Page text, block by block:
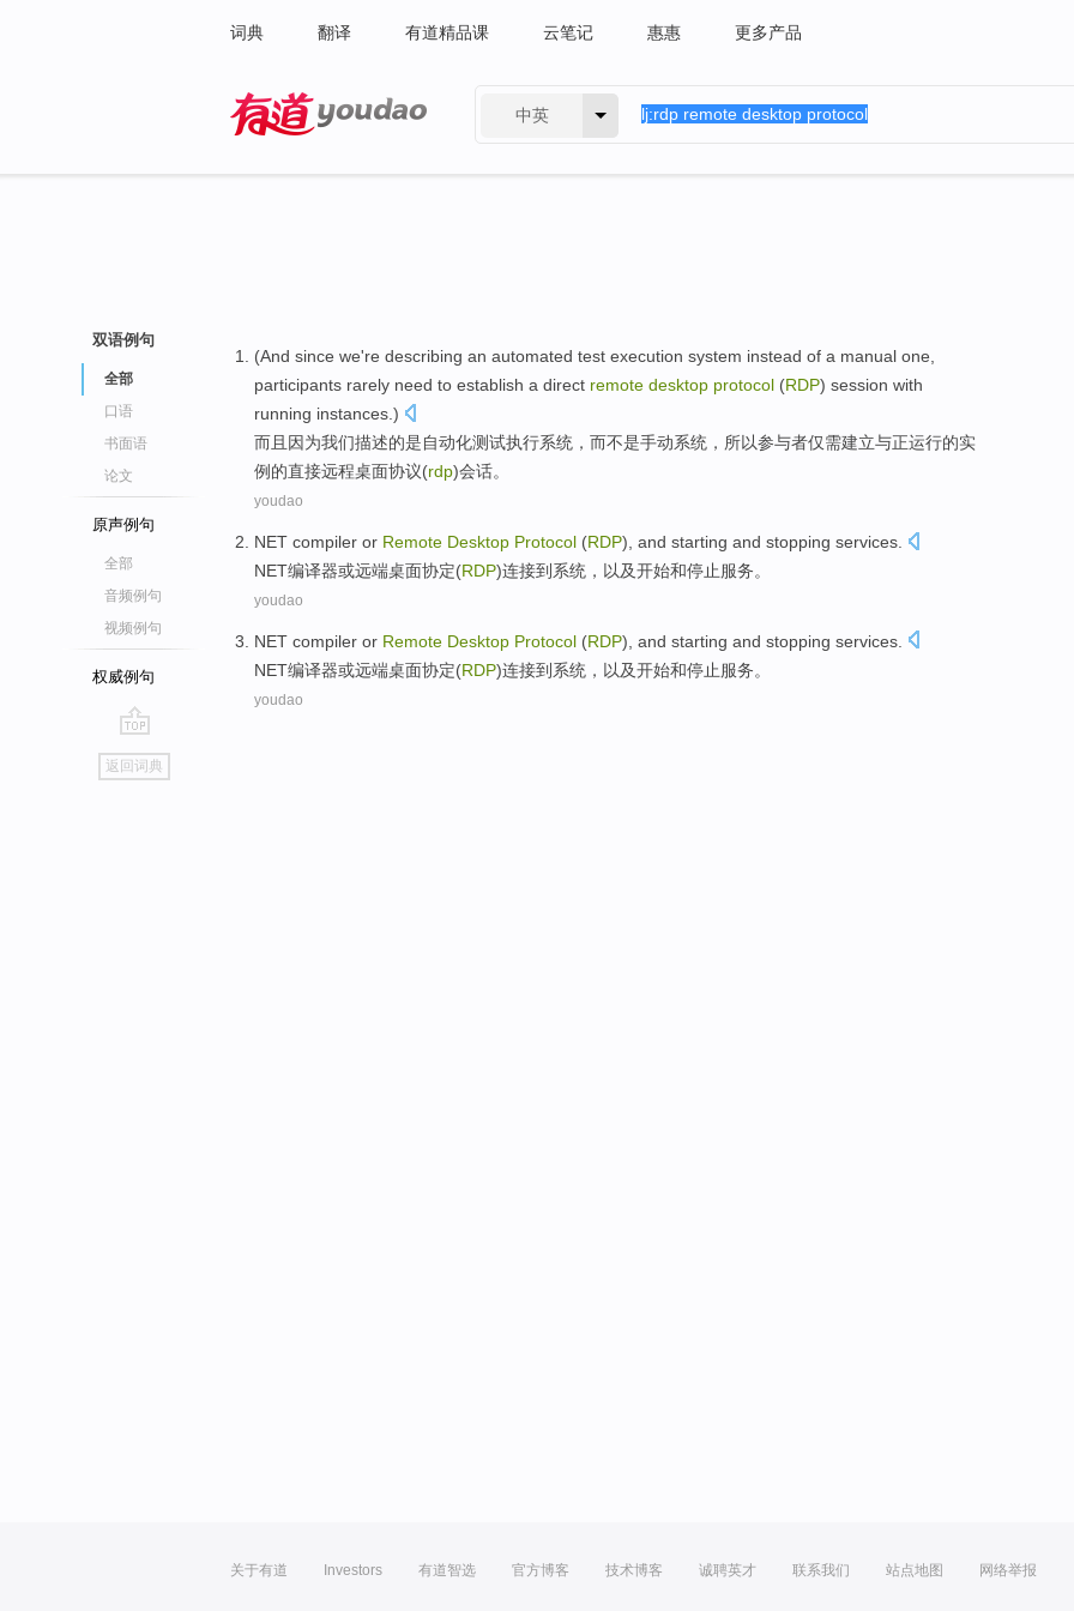
词典 翻译 有道精品课 云笔记 惠惠 更多产品
中英
双语例句
全部
口语
书面语
论文
原声例句
全部
音频例句
视频例句
权威例句
go
top
返回词典
(And since we're describing an automated test execution system instead of a manual one,
participants rarely need to establish a direct remote desktop protocol (RDP) session with
running instances .)
而且 因为我们描述的是自动化测试执行系统 ， 而不是手动系统， 所以参与者仅需建立与正运行的实
例 的直接远程桌面协议(rdp)会话。
youdao
NET compiler or Remote Desktop Protocol (RDP), and starting and stopping services
NET编译器或远端桌面协定(RDP)连接到系统， 以及开始和停止服务。
youdao
NET compiler or Remote Desktop Protocol (RDP), and starting and stopping services
NET编译器或远端桌面协定(RDP)连接到系统， 以及开始和停止服务。
youdao
关于有道 Investors 有道智选 官方博客 技术博客 诚聘英才 联系我们 站点地图 网络举报